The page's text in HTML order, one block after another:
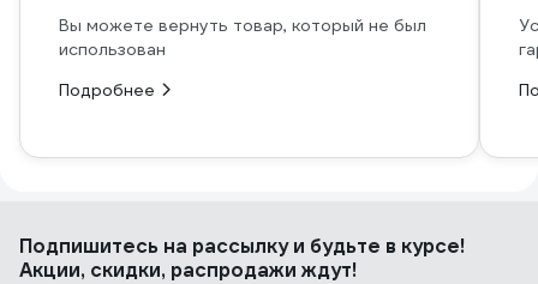
Вы можете вернуть товар, который не был
использован
Подробнее
Подпишитесь на рассылкуи будьте в курсе!
Акции, скидки, распродажи ждут!